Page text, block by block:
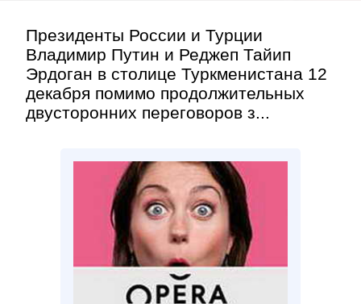
Президенты России и Турции
Владимир Путин и Реджеп Тайип
Эрдоган в столице Туркменистана 12
декабря помимо продолжительных
двусторонних переговоров з...
Контакт»